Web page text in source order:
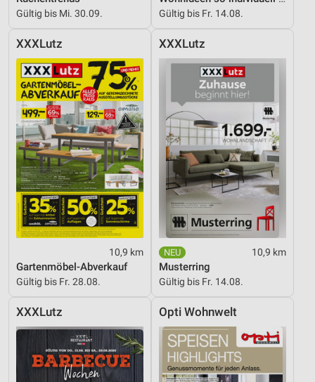
Gültig bis Mi. 30.09. Gültig bis Fr. 14.08.
XXXLutz
10,9 km
Gartenmöbel-Abverkauf
Gültig bis Fr. 28.08.
XXXLutz
10,9 km
Musterring
Gültig bis Fr. 14.08.
XXXLutz Opti Wohnwelt
Kombinationen von Daten aus verschiedenen
Quellen
Entwicklung und Verbesserung der Angebote
Verwendung reduzierter Daten zur Auswahl von
Inhalten
IAB-Besonderheiten:
Verwendung genauer Standortdaten
Geräte anhand von aktiv angeforderten
Informationen identifizieren
Nicht-IAB-Verarbeitungszwecke:
Notwendig
Funktional
Werbung